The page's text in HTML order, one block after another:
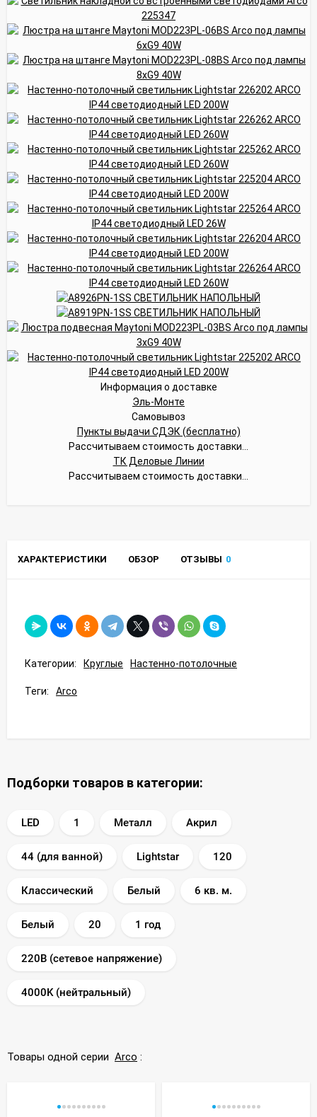
Информация о доставке
Эль-Монте
Самовывоз
Пункты выдачи СДЭК (бесплатно)
Рассчитываем стоимость доставки...
ТК Деловые Линии
Рассчитываем стоимость доставки...
ХАРАКТЕРИСТИКИ ОБЗОР ОТЗЫВЫ 0
Категории: Круглые Настенно-потолочные
Теги: Arco
Подборки товаров в категории:
LED 1 Металл Акрил
44 (для ванной) Lightstar 120
Классический Белый 6 кв. м.
Белый 20 1 год
220В (сетевое напряжение)
4000K (нейтральный)
Товары одной серии Arco :